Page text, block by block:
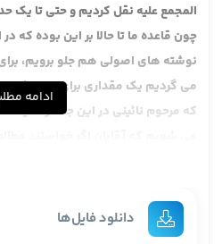
المجمع علیه نقل کردیم و حتی تا یک
چون قاعده ما تا حالا بر این بوده که
نوشته های اصولی هم جلو برویم،
می گردیم یک مقداری برای تتمه شرح
که مرحوم نائینی در این جا دارند، یک
شدند که این روایت در وجوب ترجیح
ادامه
دانلود فایل‌ها